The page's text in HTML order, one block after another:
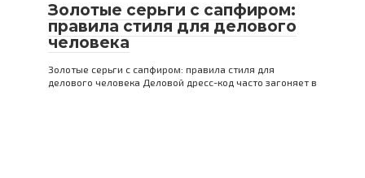
Золотые серьги с сапфиром:
правила стиля для делового
человека
Золотые серьги с сапфиром: правила стиля для
делового человека Деловой дресс-код часто загоняет в